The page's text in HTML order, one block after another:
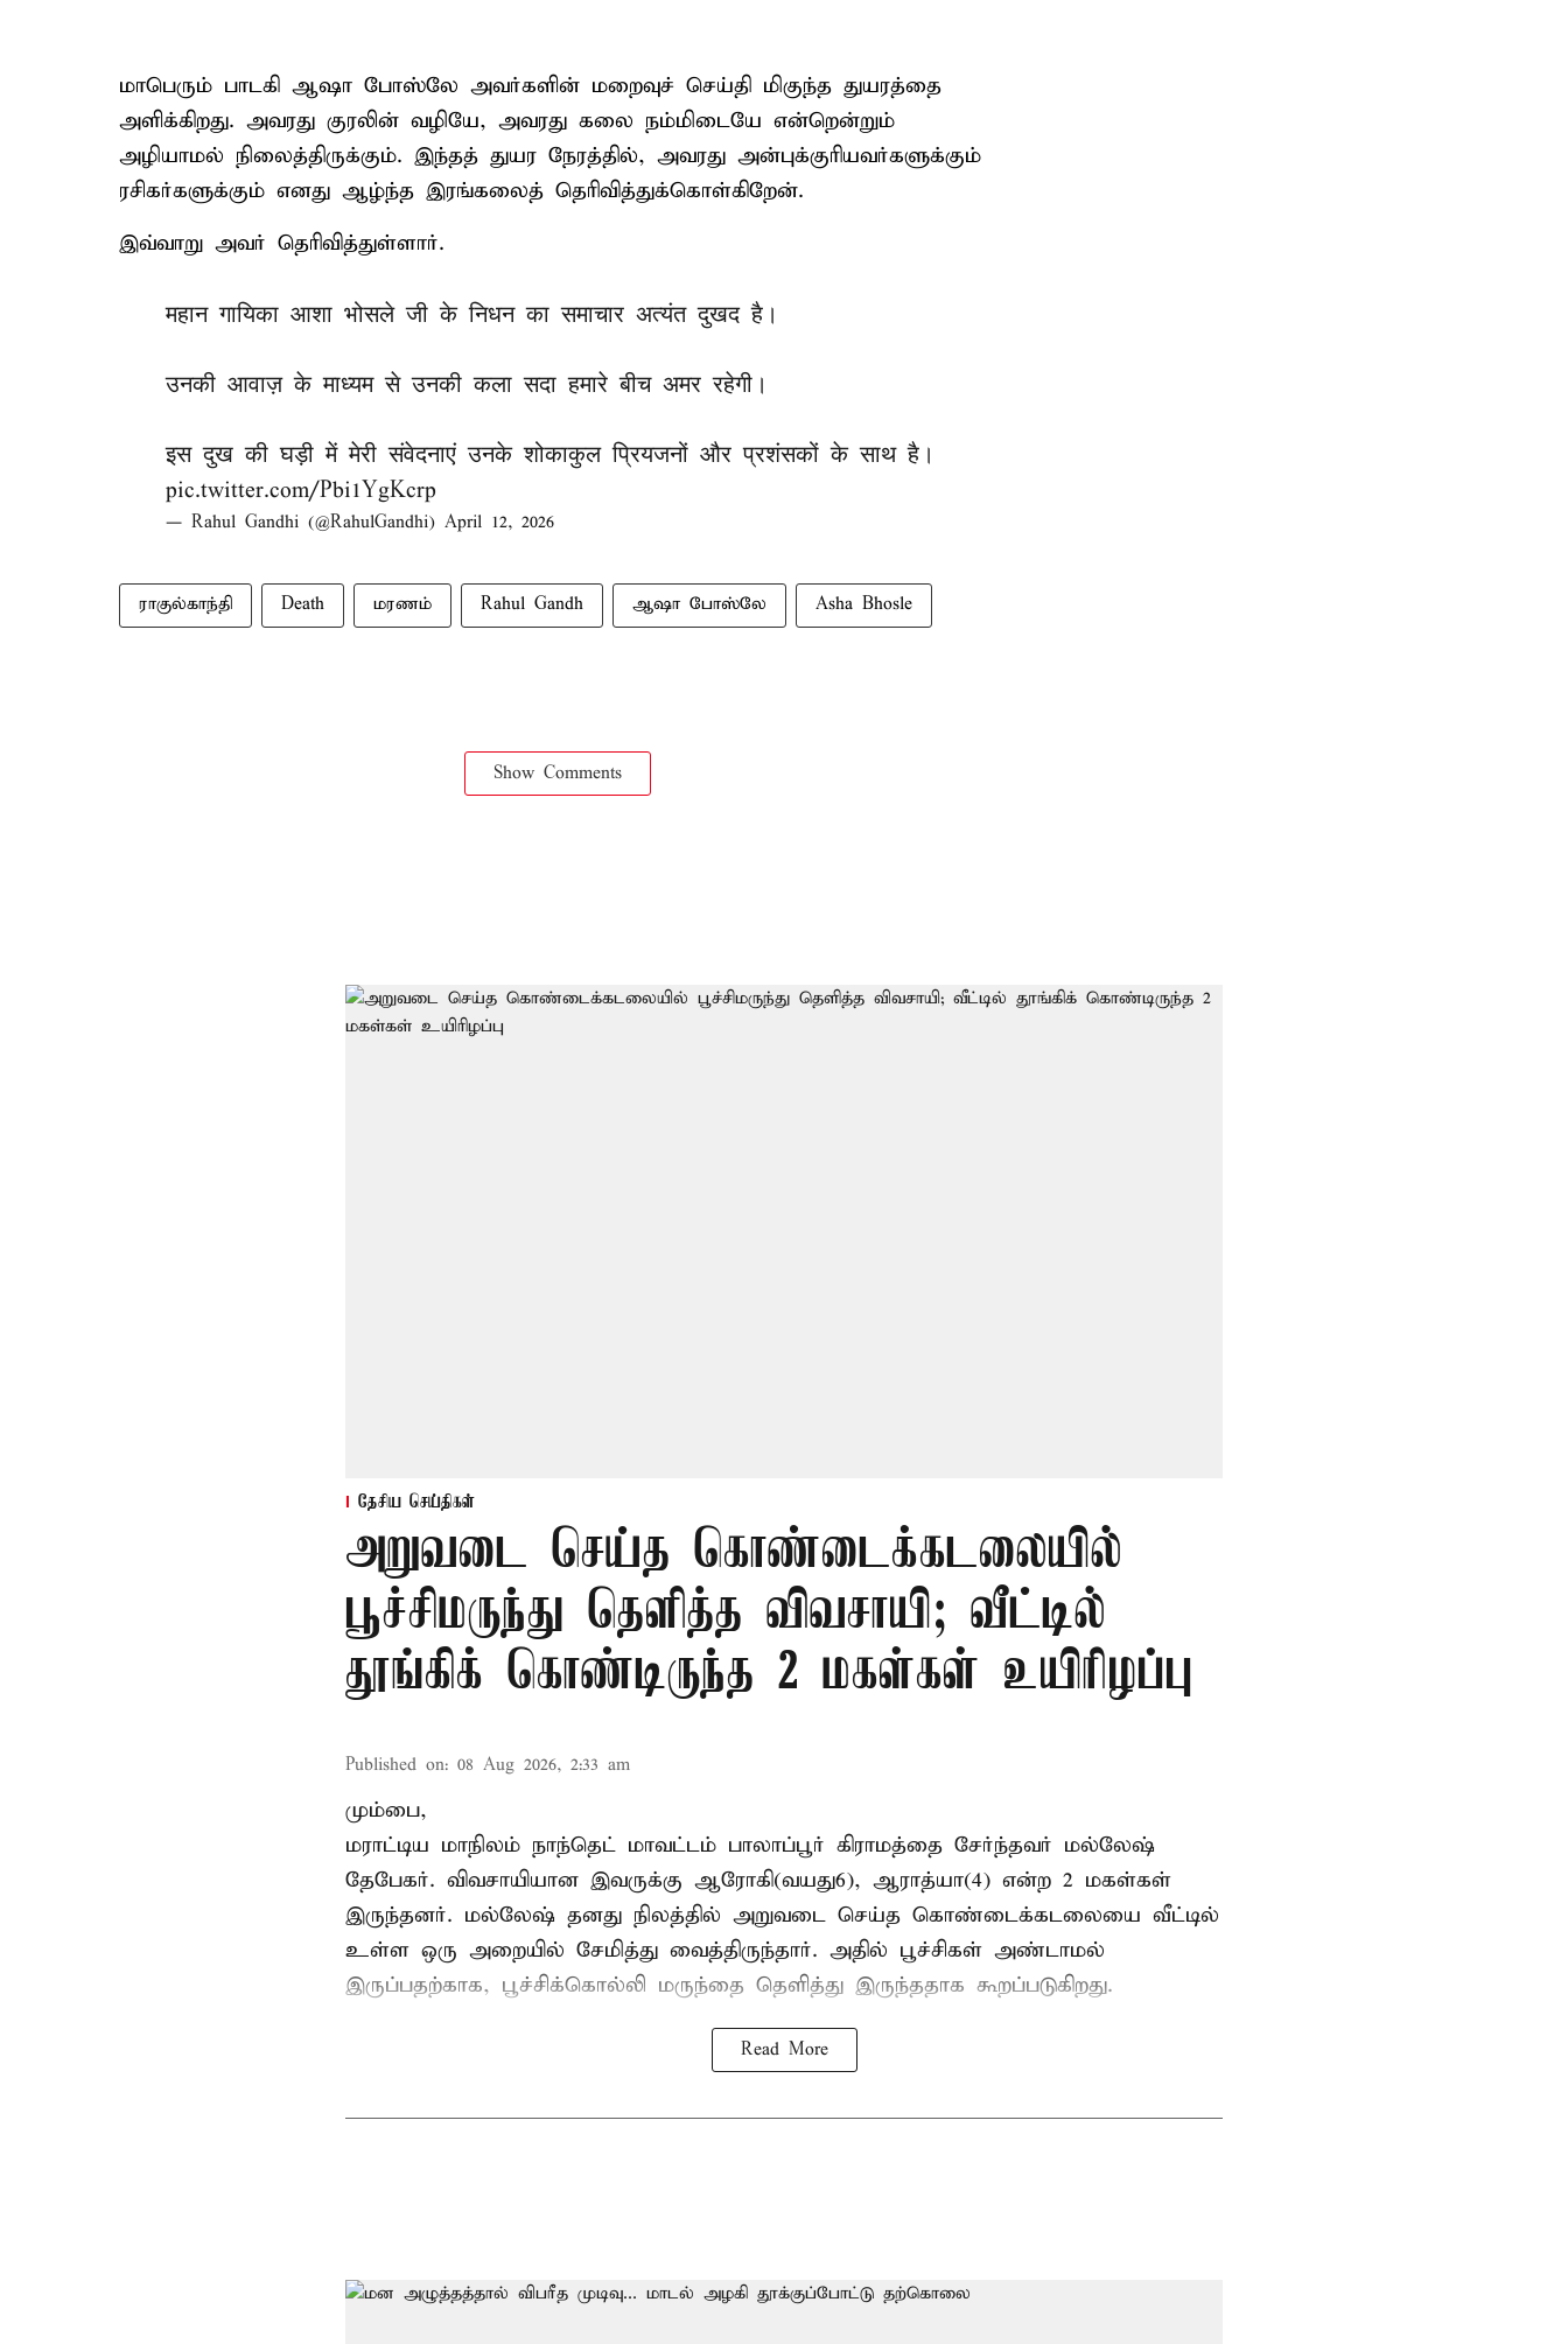
மாபெரும் பாடகி ஆஷா போஸ்லே அவர்களின் மறைவுச் செய்தி மிகுந்த துயரத்தை
அளிக்கிறது. அவரது குரலின் வழியே, அவரது கலை நம்மிடையே என்றென்றும்
அழியாமல் நிலைத்திருக்கும். இந்தத் துயர நேரத்தில், அவரது அன்புக்குரியவர்களுக்கும்
ரசிகர்களுக்கும் எனது ஆழ்ந்த இரங்கலைத் தெரிவித்துக்கொள்கிறேன்.
இவ்வாறு அவர் தெரிவித்துள்ளார்.
महान गायिका आशा भोसले जी के निधन का समाचार अत्यंत दुखद है।
उनकी आवाज़ के माध्यम से उनकी कला सदा हमारे बीच अमर रहेगी।
इस दुख की घड़ी में मेरी संवेदनाएं उनके शोकाकुल प्रियजनों और प्रशंसकों के साथ है।
pic.twitter.com/Pbi1YgKcrp
— Rahul Gandhi (@RahulGandhi) April 12, 2026
ராகுல்காந்தி Death மரணம் Rahul Gandh ஆஷா போஸ்லே Asha Bhosle
Show Comments
தேசிய செய்திகள்
அறுவடை செய்த கொண்டைக்கடலையில்
பூச்சிமருந்து தெளித்த விவசாயி; வீட்டில்
தூங்கிக் கொண்டிருந்த 2 மகள்கள் உயிரிழப்பு
Published on: 08 Aug 2026, 2:33 am
மும்பை,
மராட்டிய மாநிலம் நாந்தெட் மாவட்டம் பாலாப்பூர் கிராமத்தை சேர்ந்தவர் மல்லேஷ்
தேபேகர். விவசாயியான இவருக்கு ஆரோகி(வயது6), ஆராத்யா(4) என்ற 2 மகள்கள்
இருந்தனர். மல்லேஷ் தனது நிலத்தில் அறுவடை செய்த கொண்டைக்கடலையை வீட்டில்
உள்ள ஒரு அறையில் சேமித்து வைத்திருந்தார். அதில் பூச்சிகள் அண்டாமல்
இருப்பதற்காக, பூச்சிக்கொல்லி மருந்தை தெளித்து இருந்ததாக கூறப்படுகிறது.
Read More